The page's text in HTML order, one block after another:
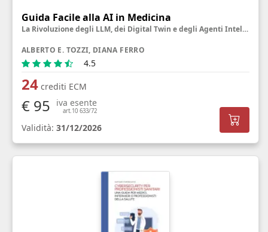
Guida Facile alla AI in Medicina
La Rivoluzione degli LLM, dei Digital Twin e degli Agenti Intelligenti
ALBERTO E. TOZZI, DIANA FERRO
4.5
24crediti ECM
€ 95 iva esente
art.10 633/72
Validità: 31/12/2026